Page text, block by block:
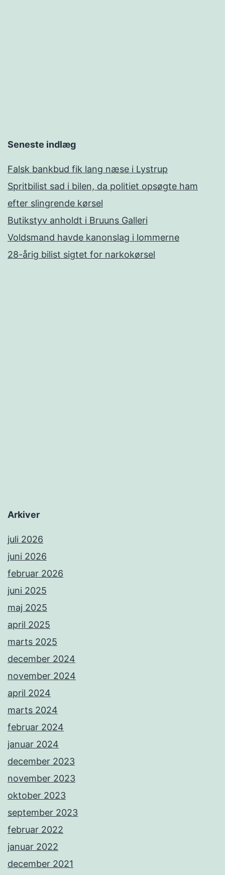
Seneste indlæg
Falsk bankbud fik lang næse i Lystrup
Spritbilist sad i bilen, da politiet opsøgte ham
efter slingrende kørsel
Butikstyv anholdt i Bruuns Galleri
Voldsmand havde kanonslag i lommerne
28-årig bilist sigtet for narkokørsel
Arkiver
juli 2026
juni 2026
februar 2026
juni 2025
maj 2025
april 2025
marts 2025
december 2024
november 2024
april 2024
marts 2024
februar 2024
januar 2024
december 2023
november 2023
oktober 2023
september 2023
februar 2022
januar 2022
december 2021